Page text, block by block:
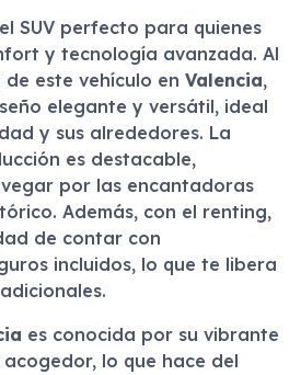
SUV perfecto para quienes
y tecnología avanzada. Al
este vehículo en Valencia,
elegante y versátil, ideal
y sus alrededores. La
es destacable,
por las encantadoras
Además, con el renting,
de contar con
incluidos, lo que te libera
es conocida por su vibrante
lo que hace del